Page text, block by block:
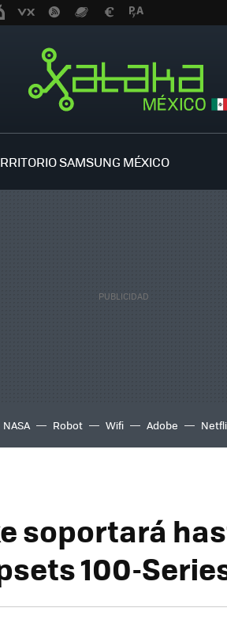
SAMSUNG MÉXICO
NASA Robot Wifi Adobe
soportará
100-